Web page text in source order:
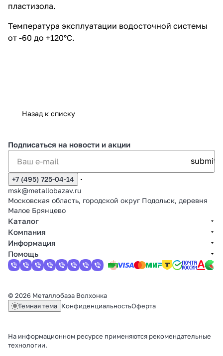
пластизола.
Температура эксплуатации водосточной системы
от -60 до +120°C.
Назад к списку
Подписаться на новости и акции
+7 (495) 725-04-14
msk@metallobazav.ru
Московская область, городской округ Подольск, деревня
Малое Брянцево
Каталог
Компания
Информация
Помощь
© 2026 Металлобаза Волхонка
Темная тема КонфиденциальностьОферта
На информационном ресурсе применяются рекомендательные
технологии.